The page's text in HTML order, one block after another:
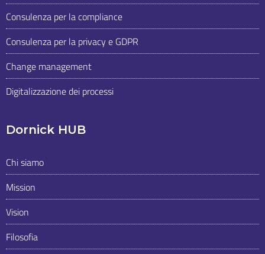
Consulenza per la compliance
Consulenza per la privacy e GDPR
Change management
Digitalizzazione dei processi
Dornick HUB
Chi siamo
Mission
Vision
Filosofia